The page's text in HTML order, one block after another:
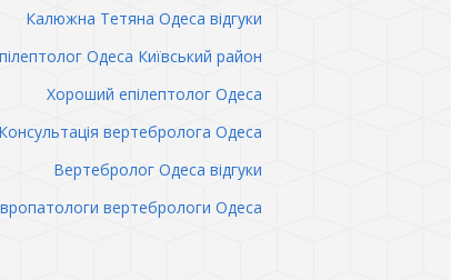
Калюжна Тетяна Одеса відгуки
Одеса Київський район
Хороший епілептолог Одеса
Консультація вертебролога Одеса
Вертебролог Одеса відгуки
вертебрологи Одеса